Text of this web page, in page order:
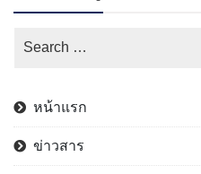
หน้าแรก
ข่าวสาร